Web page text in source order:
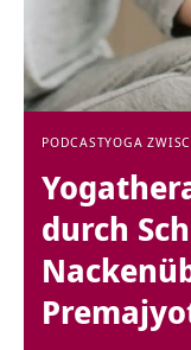
PODCASTYOGA
durch